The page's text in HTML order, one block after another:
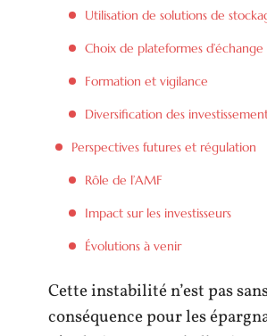
Utilisation de solutions de
Choix de plateformes
Formation et vigilance
Diversification des
Perspectives futures et régulation
Rôle de l’AMF
Impact sur les investisseurs
Évolutions à venir
Cette instabilité n’est pas
conséquence pour les